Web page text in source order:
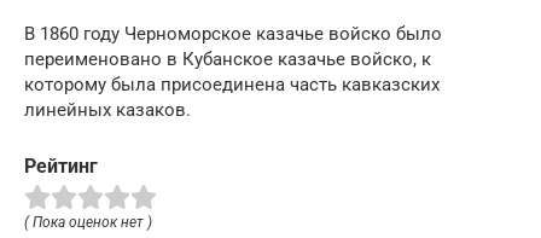
В 1860 году Черноморское казачье войско было
переименовано в Кубанское казачье войско, к
которому была присоединена часть кавказских
линейных казаков.
Рейтинг
( Пока оценок нет )